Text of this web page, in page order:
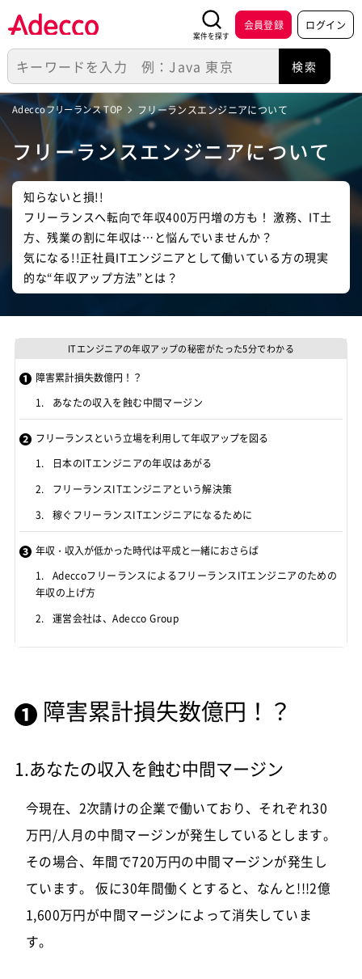
案件を探す
会員登録 ログイン
Adeccoフリーランス TOP フリーランスエンジニアについて
フリーランスエンジニアについて
知らないと損!!
フリーランスへ転向で年収400万円増の方も！ 激務、IT土
方、残業の割に年収は…と悩んでいませんか？
気になる!!正社員ITエンジニアとして働いている方の現実
的な“年収アップ方法”とは？
ITエンジニアの年収アップの秘密がたった5分でわかる
障害累計損失数億円！？
あなたの収入を蝕む中間マージン
フリーランスという立場を利用して年収アップを図る
日本のITエンジニアの年収はあがる
フリーランスITエンジニアという解決策
稼ぐフリーランスITエンジニアになるために
年収・収入が低かった時代は平成と一緒におさらば
AdeccoフリーランスによるフリーランスITエンジニアのための
年収の上げ方
運営会社は、Adecco Group
障害累計損失数億円！？
1.あなたの収入を蝕む中間マージン
今現在、2次請けの企業で働いており、それぞれ30
万円/人月の中間マージンが発生しているとします。
その場合、年間で720万円の中間マージンが発生し
ています。 仮に30年間働くとすると、なんと!!!2億
1,600万円が中間マージンによって消失していま
す。